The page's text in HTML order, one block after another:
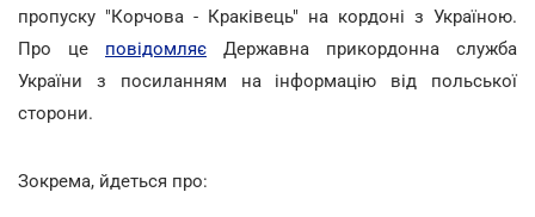
пропуску "Корчова - Краківець" на кордоні з Україною.
Про це повідомляє Державна прикордонна служба
України з посиланням на інформацію від польської
сторони.
Зокрема, йдеться про: